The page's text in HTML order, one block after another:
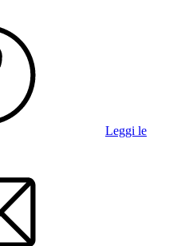
Leggi le